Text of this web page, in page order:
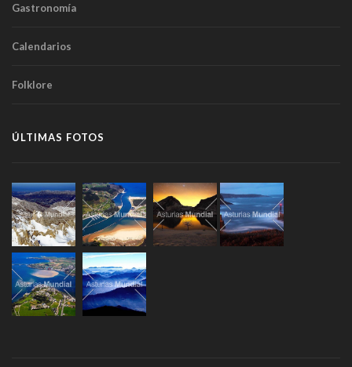
Gastronomía
Calendarios
Folklore
ÚLTIMAS FOTOS